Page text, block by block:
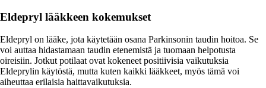
Eldepryl lääkkeen kokemukset
Eldepryl on lääke, jota käytetään osana Parkinsonin taudin hoitoa. Se
voi auttaa hidastamaan taudin etenemistä ja tuomaan helpotusta
oireisiin. Jotkut potilaat ovat kokeneet positiivisia vaikutuksia
Eldeprylin käytöstä, mutta kuten kaikki lääkkeet, myös tämä voi
aiheuttaa erilaisia haittavaikutuksia.